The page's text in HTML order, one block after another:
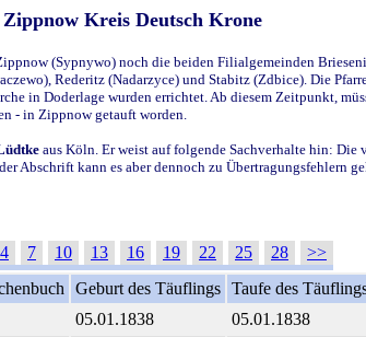
Kreis Deutsch Krone
(Sypnywo) noch die beiden Filialgemeinden
Rederitz (Nadarzyce) und Stabitz (Zdbice). Die
in Doderlage wurden errichtet. Ab diesem Zeitpunkt,
- in Zippnow getauft worden.
aus Köln. Er weist auf folgende Sachverhalte hin:
Abschrift kann es aber dennoch zu Übertragungsfehlern
4 7 10 13 16 19 22 25 28
>>
Geburt des Täuflings Taufe des
05.01.1838 05.01.1838